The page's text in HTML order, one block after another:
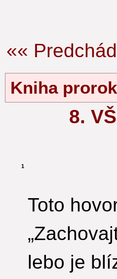
««
Kniha
8.
1
Toto
lebo je